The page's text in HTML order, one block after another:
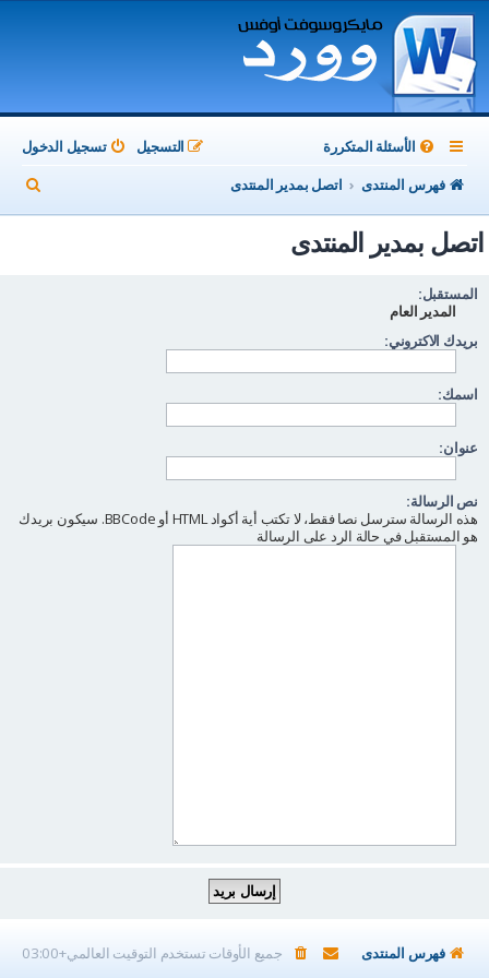
الأسئلة المتكررة تسجيل الدخول
التسجيل
فهرس المنتدى
اتصل بمدير المنتدى
ح
اتصل بمدير المنتدى
المستقبل:
المدير العام
بريدك الاكتروني:
اسمك:
عنوان:
نص الرسالة:
هذه الرسالة سترسل نصا فقط، لا تكتب أية أكواد HTML أو BBCode. سيكون بريدك
هو المستقبل في حالة الرد على الرسالة
فهرس المنتدى جميع الأوقات تستخدم التوقيت العالمي+03:00